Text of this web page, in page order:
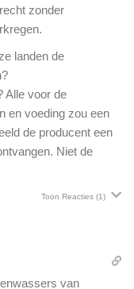
zonder
landen de
Alle voor de
en voeding zou een
de producent een
Niet de
Toon Reacties (1)
van